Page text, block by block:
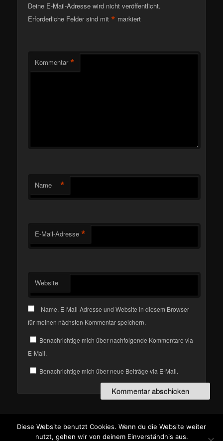
Deine E-Mail-Adresse wird nicht veröffentlicht.
Erforderliche Felder sind mit* markiert
Kommentar *
Name *
E-Mail-Adresse *
Website
Name, E-Mail-Adresse und Website in diesem Browser
für meinen nächsten Kommentar speichern.
Benachrichtige mich über nachfolgende Kommentare via
E-Mail.
Benachrichtige mich über neue Beiträge via E-Mail.
Stolz präsentiert von WordPress
Diese Website benutzt Cookies. Wenn du die Website weiter
nutzt, gehen wir von deinem Einverständnis aus.